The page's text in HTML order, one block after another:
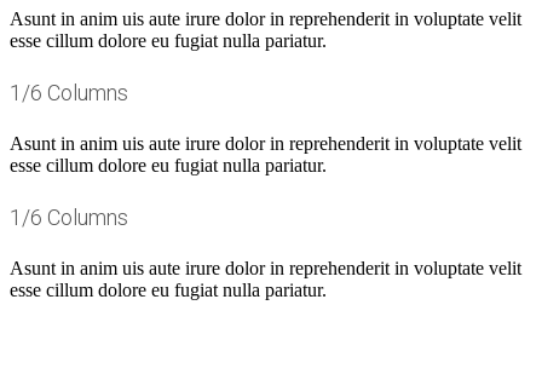
Asunt in anim uis aute irure dolor in reprehenderit in voluptate velit
esse cillum dolore eu fugiat nulla pariatur.
1/6 Columns
Asunt in anim uis aute irure dolor in reprehenderit in voluptate velit
esse cillum dolore eu fugiat nulla pariatur.
1/6 Columns
Asunt in anim uis aute irure dolor in reprehenderit in voluptate velit
esse cillum dolore eu fugiat nulla pariatur.